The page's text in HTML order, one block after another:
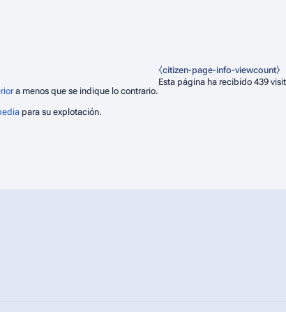
a menos que se indique lo contrario.
para su explotación.
⧼citizen-page-info-viewcount⧽
Esta página ha recibido 439